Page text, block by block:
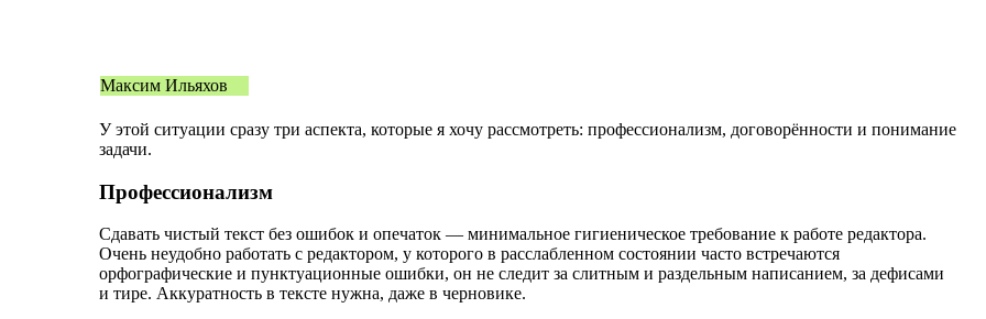
Максим Ильяхов
У этой ситуации сразу три аспекта, которые я хочу рассмотреть: профессионализм, договорённости и понимание
задачи.
Профессионализм
Сдавать чистый текст без ошибок и опечаток — минимальное гигиеническое требование к работе редактора.
Очень неудобно работать с редактором, у которого в расслабленном состоянии часто встречаются
орфографические и пунктуационные ошибки, он не следит за слитным и раздельным написанием, за дефисами
и тире. Аккуратность в тексте нужна, даже в черновике.